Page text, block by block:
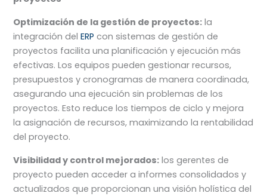
Optimización de la gestión de proyectos: la
integración delERP con sistemas de gestión de
proyectos facilita una planificación y ejecución más
efectivas. Los equipos pueden gestionar recursos,
presupuestos y cronogramas de manera coordinada,
asegurando una ejecución sin problemas de los
proyectos. Esto reduce los tiempos de ciclo y mejora
la asignación de recursos, maximizando la rentabilidad
del proyecto.
Visibilidad y control mejorados: los gerentes de
proyecto pueden acceder a informes consolidados y
actualizados que proporcionan una visión holística del